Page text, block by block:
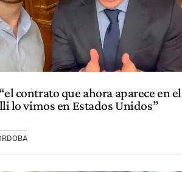
contrato que ahora aparece en el
lo vimos en Estados Unidos”